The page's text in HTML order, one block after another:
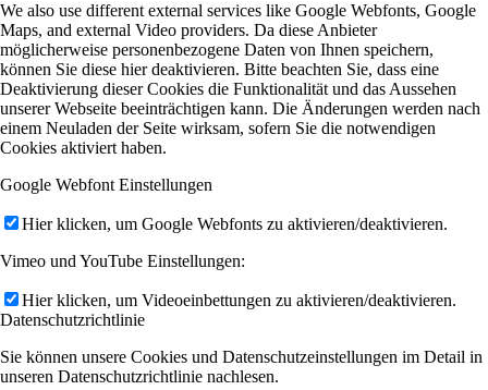
We also use different external services like Google Webfonts, Google
Maps, and external Video providers. Da diese Anbieter
möglicherweise personenbezogene Daten von Ihnen speichern,
können Sie diese hier deaktivieren. Bitte beachten Sie, dass eine
Deaktivierung dieser Cookies die Funktionalität und das Aussehen
unserer Webseite beeinträchtigen kann. Die Änderungen werden nach
einem Neuladen der Seite wirksam, sofern Sie die notwendigen
Cookies aktiviert haben.
Google Webfont Einstellungen
Hier klicken, um Google Webfonts zu aktivieren/deaktivieren.
Vimeo und YouTube Einstellungen:
Hier klicken, um Videoeinbettungen zu aktivieren/deaktivieren.
Datenschutzrichtlinie
Sie können unsere Cookies und Datenschutzeinstellungen im Detail in
unseren Datenschutzrichtlinie nachlesen.